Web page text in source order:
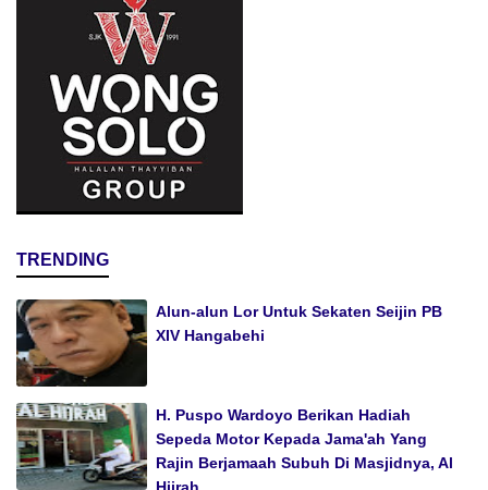
TRENDING
Alun-alun Lor Untuk Sekaten Seijin PB
XIV Hangabehi
H. Puspo Wardoyo Berikan Hadiah
Sepeda Motor Kepada Jama'ah Yang
Rajin Berjamaah Subuh Di Masjidnya, Al
Hijrah